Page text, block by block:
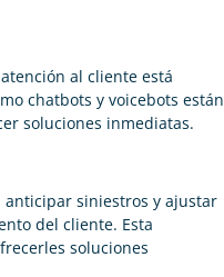
al cliente está
chatbots y voicebots están
soluciones inmediatas.
anticipar siniestros y ajustar
del cliente. Esta
soluciones